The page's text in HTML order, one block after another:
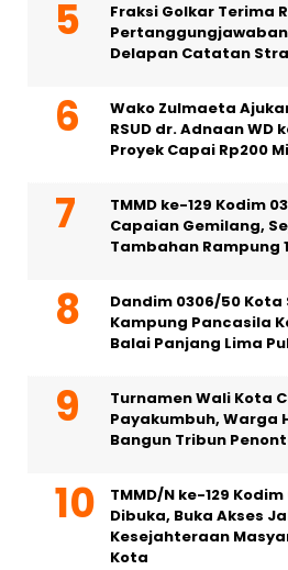
Fraksi Golkar Terima
Pertanggungjawaban
Delapan Catatan
Wako Zulmaeta
RSUD dr. Adnaan WD
Proyek Capai Rp200
TMMD ke-129 Kodim
Capaian Gemilang,
Tambahan Rampung
Dandim 0306/50
Kampung Pancasila
Balai Panjang Lima
Turnamen Wali Kota
Payakumbuh, Warga
Bangun Tribun
TMMD/N ke-129
Dibuka, Buka Akses
Kesejahteraan
Kota